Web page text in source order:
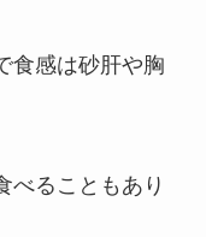
食感は砂肝や胸
べることもあり